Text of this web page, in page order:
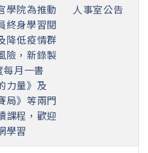
學院為推動
終身學習閱
降低疫情群
險，新錄製
月一書
力量》及
局》等兩門
課程，歡迎
學習
人事室公告